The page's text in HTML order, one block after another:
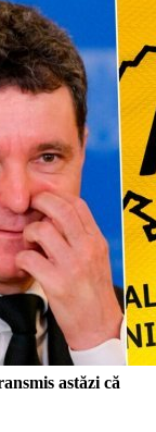
astăzi că